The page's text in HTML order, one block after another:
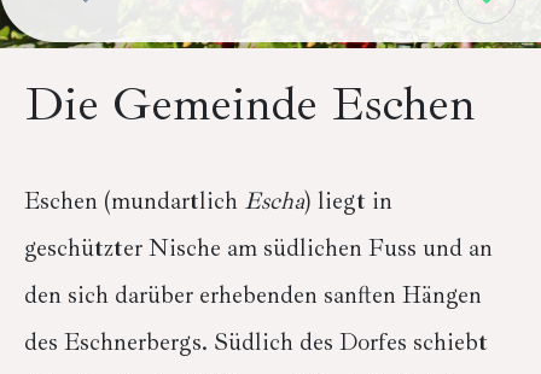
Die Gemeinde Eschen
Eschen (mundartlich Escha) liegt in
geschützter Nische am südlichen Fuss und an
den sich darüber erhebenden sanften Hängen
des Eschnerbergs. Südlich des Dorfes schiebt